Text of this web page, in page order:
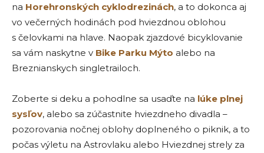
na Horehronských cyklodrezinách, a to dokonca aj
vo večerných hodinách pod hviezdnou oblohou
s čelovkami na hlave. Naopak zjazdové bicyklovanie
sa vám naskytne v Bike Parku Mýto alebo na
Breznianskych singletrailoch.
Zoberte si deku a pohodlne sa usaďte na lúke plnej
sysľov, alebo sa zúčastnite hviezdneho divadla –
pozorovania nočnej oblohy doplneného o piknik, a to
počas výletu na Astrovlaku alebo Hviezdnej strely za